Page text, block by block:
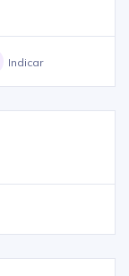
Indicar